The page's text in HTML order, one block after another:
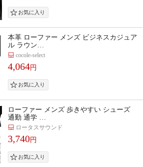
本革 ローファー メンズ ビジネスカジュア
ル ラウン…
cocole-select
4,064円
ローファー メンズ 歩きやすい シューズ
通勤 通学 …
ロータスサウンド
3,740円